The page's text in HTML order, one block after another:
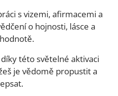
s vizemi, afirmacemi a
o hojnosti, lásce a
této světelné aktivaci
je vědomě propustit a